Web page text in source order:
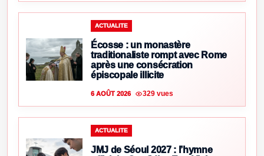
ACTUALITE
Écosse : un monastère
traditionaliste rompt avec Rome
après une consécration
épiscopale illicite
6 AOÛT 2026 329 vues
ACTUALITE
JMJ de Séoul 2027 : l’hymne